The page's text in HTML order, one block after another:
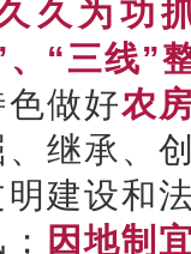
久为功
“三线”
色做好农
、继承、
建设和
因地制